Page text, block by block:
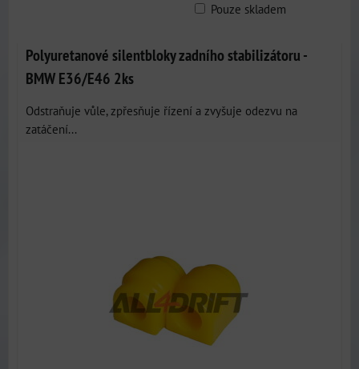
Pouze skladem
Polyuretanové silentbloky zadního stabilizátoru -
BMW E36/E46 2ks
Odstraňuje vůle, zpřesňuje řízení a zvyšuje odezvu na
zatáčení...